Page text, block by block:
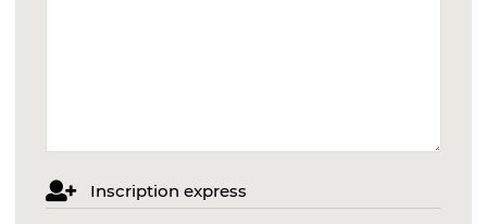
Inscription express